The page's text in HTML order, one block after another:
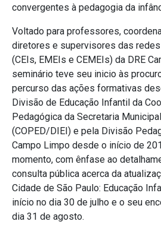
convergentes à pedagogia da
Voltado para professores,
diretores e supervisores das
(CEIs, EMEIs e CEMEIs) da DRE
seminário teve seu inicio às
percurso das ações formativas
Divisão de Educação Infantil da
Pedagógica da Secretaria
(COPED/DIEI) e pela Divisão
Campo Limpo desde o início de
momento, com ênfase ao
consulta pública acerca da
Cidade de São Paulo: Educação
início no dia 30 de julho e o seu
dia 31 de agosto.